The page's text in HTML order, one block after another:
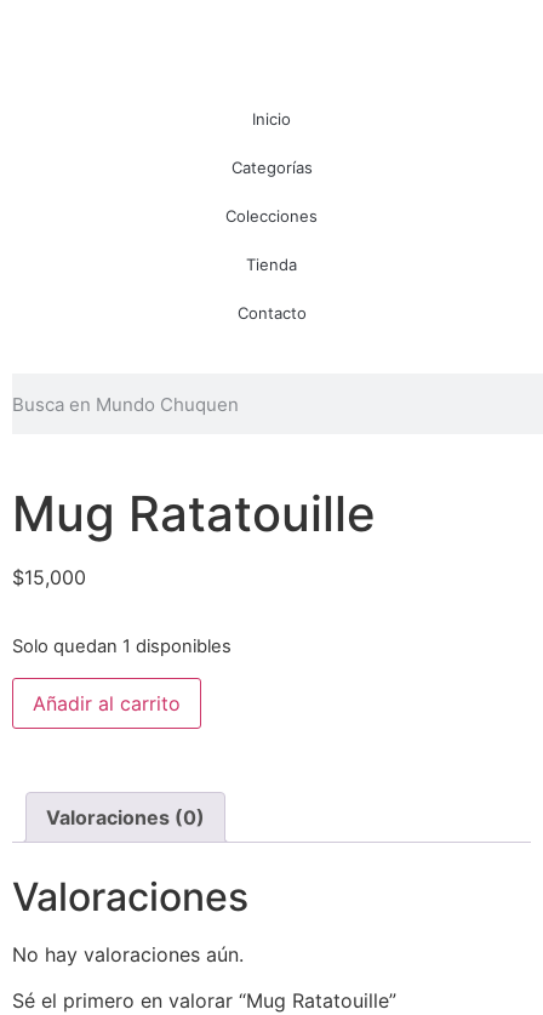
Inicio
Categorías
Colecciones
Tienda
Contacto
Mug Ratatouille
$15,000
Solo quedan 1 disponibles
Añadir al carrito
Valoraciones (0)
Valoraciones
No hay valoraciones aún.
Sé el primero en valorar “Mug Ratatouille”